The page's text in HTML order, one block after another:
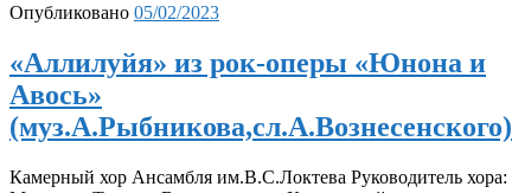
Опубликовано 05/02/2023
«Аллилуйя» из рок-оперы «Юнона и
Авось»
(муз.А.Рыбникова,сл.А.Вознесенского)
Камерный хор Ансамбля им.В.С.Локтева Руководитель хора: